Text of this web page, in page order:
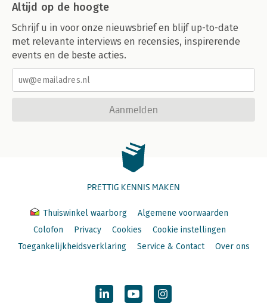
Altijd op de hoogte
Schrijf u in voor onze nieuwsbrief en blijf up-to-date
met relevante interviews en recensies, inspirerende
events en de beste acties.
Aanmelden
PRETTIG KENNIS MAKEN
Thuiswinkel waarborg
Algemene voorwaarden
Colofon
Privacy Cookies
Cookie instellingen
Toegankelijkheidsverklaring
Service & Contact Over ons